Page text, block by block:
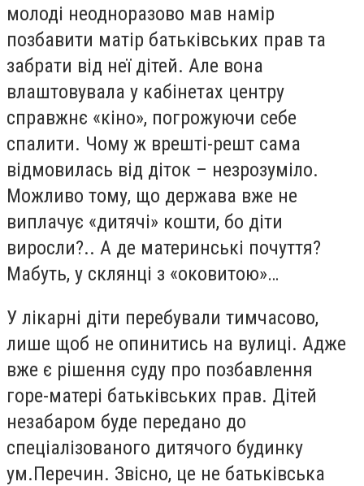
молоді неодноразово мав намір
позбавити матір батьківських прав та
забрати від неї дітей. Але вона
влаштовувала у кабінетах центру
справжнє «кіно», погрожуючи себе
спалити. Чому ж врешті-решт сама
відмовилась від діток – незрозуміло.
Можливо тому, що держава вже не
виплачує «дитячі» кошти, бо діти
виросли?.. А де материнські почуття?
Мабуть, у склянці з «оковитою»…
У лікарні діти перебували тимчасово,
лише щоб не опинитись на вулиці. Адже
вже є рішення суду про позбавлення
горе-матері батьківських прав. Дітей
незабаром буде передано до
спеціалізованого дитячого будинку
ум.Перечин. Звісно, це не батьківська